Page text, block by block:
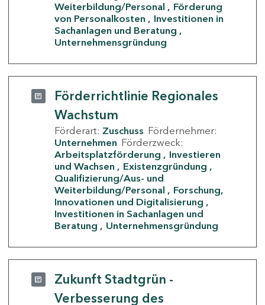
Weiterbildung/Personal
Förderung
von Personalkosten
Investitionen in
Sachanlagen und Beratung
Unternehmensgründung
Förderrichtlinie Regionales
Wachstum
Förderart: Zuschuss Fördernehmer:
Unternehmen Förderzweck:
Arbeitsplatzförderung
Investieren
und Wachsen
Existenzgründung
Qualifizierung/Aus- und
Weiterbildung/Personal
Forschung,
Innovationen und Digitalisierung
Investitionen in Sachanlagen und
Beratung
Unternehmensgründung
Zukunft Stadtgrün -
Verbesserung des